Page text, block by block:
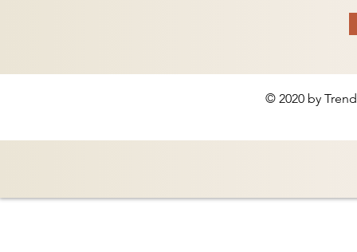
© 2020 by